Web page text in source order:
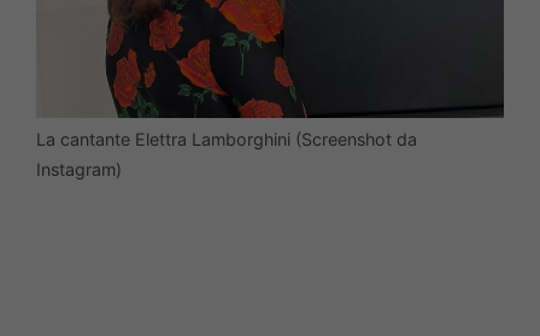
La cantante Elettra Lamborghini (Screenshot da
Instagram)